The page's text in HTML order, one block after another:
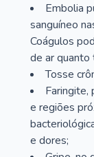
Embolia
sanguíneo
Coágulos
de ar quanto
Tosse
Faringite,
e regiões
e dores;